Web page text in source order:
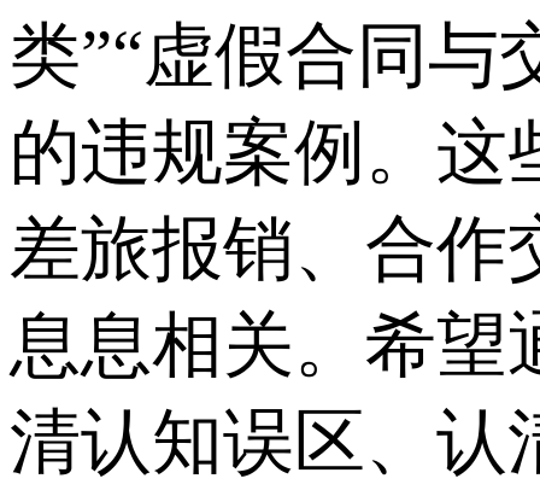
类”“虚假合同与
的违规案例。这
差旅报销、合作
息息相关。希望
清认知误区、认